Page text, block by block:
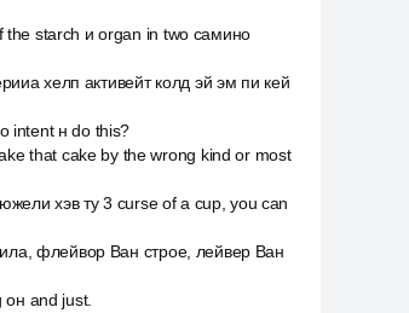
the starch и organ in two самино
хелп активейт колд эй эм пи кей
intent н do this?
that cake by the wrong kind or most
хэв ту 3 curse of a cup, you can
флейвор Ван строе, лейвер Ван
and just.